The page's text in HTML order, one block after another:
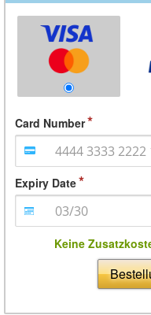
Card Number
Expiry Date
Keine